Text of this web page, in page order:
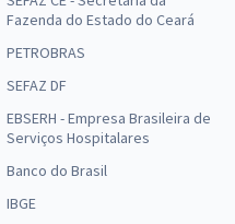
Fazenda do Estado do Ceará
PETROBRAS
SEFAZ DF
EBSERH - Empresa Brasileira de
Serviços Hospitalares
Banco do Brasil
IBGE